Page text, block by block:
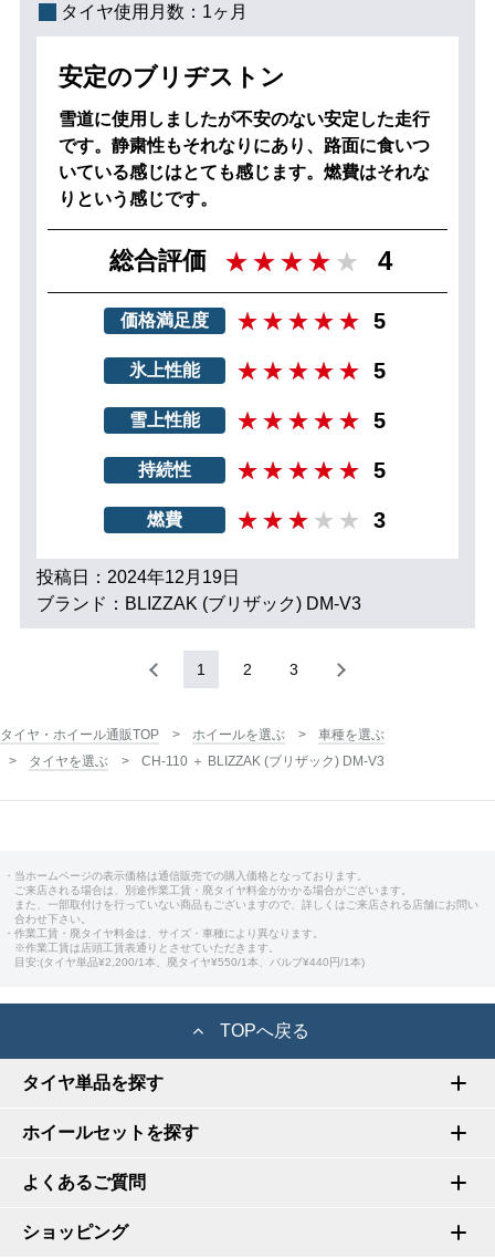
タイヤ使用月数： 1ヶ月
安定のブリヂストン
雪道に使用しましたが不安のない安定した走行
です。静粛性もそれなりにあり、路面に食いつ
いている感じはとても感じます。燃費はそれな
りという感じです。
総合評価 4
価格満足度 5
氷上性能 5
雪上性能 5
持続性 5
燃費 3
投稿日：2024年12月19日
ブランド：BLIZZAK (ブリザック) DM-V3
1 2 3
タイヤ・ホイール通販TOP ホイールを選ぶ
車種を選ぶ
タイヤを選ぶ
CH-110 ＋ BLIZZAK (ブリザック) DM-V3
・当ホームページの表示価格は通信販売での購入価格となっております。
ご来店される場合は、別途作業工賃・廃タイヤ料金がかかる場合がございます。
また、一部取付けを行っていない商品もございますので、詳しくはご来店される店舗にお問い
合わせ下さい。
・作業工賃・廃タイヤ料金は、サイズ・車種により異なります。
※作業工賃は店頭工賃表通りとさせていただきます。
目安:(タイヤ単品¥2,200/1本、廃タイヤ¥550/1本、バルブ¥440円/1本)
TOPへ戻る
タイヤ単品を探す
ホイールセットを探す
よくあるご質問
ショッピング